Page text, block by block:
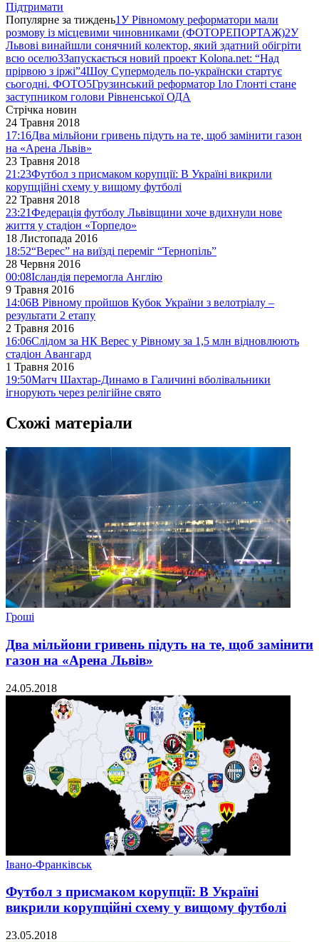
Підтримати
Популярне за тиждень1У Рівномому реформатори мали
розмову із місцевими чиновниками (ФОТОРЕПОРТАЖ)2У
Львові винайшли сонячний колектор, який здатний обігріти
всю оселю3Запускається новий проект Kolona.net: “Над
прірвою з іржі”4Шоу Супермодель по-українски стартує
сьогодні. ФОТО5Грузинський реформатор Іло Глонті стане
заступником голови Рівненської ОДА
Стрічка новин
24 Травня 2018
17:16Два мільйони гривень підуть на те, щоб замінити газон
на «Арена Львів»
23 Травня 2018
21:23Футбол з присмаком корупції: В Україні викрили
корупційні схему у вищому футболі
22 Травня 2018
23:21Федерація футболу Львівщини хоче вдихнули нове
життя у стадіон «Торпедо»
18 Листопада 2016
18:52“Верес” на виїзді переміг “Тернопіль”
28 Червня 2016
00:08Ісландія перемогла Англію
9 Травня 2016
14:06В Рівному пройшов Кубок України з велотріалу –
результати 2 етапу
2 Травня 2016
16:06Слідом за НК Верес у Рівному за 1,5 млн відновлюють
стадіон Авангард
1 Травня 2016
19:50Матч Шахтар-Динамо в Галичині вболівальники
ігнорують через релігійне свято
Схожі матеріали
Гроші
Два мільйони гривень підуть на те, щоб замінити
газон на «Арена Львів»
24.05.2018
Івано-Франківськ
Футбол з присмаком корупції: В Україні
викрили корупційні схему у вищому футболі
23.05.2018